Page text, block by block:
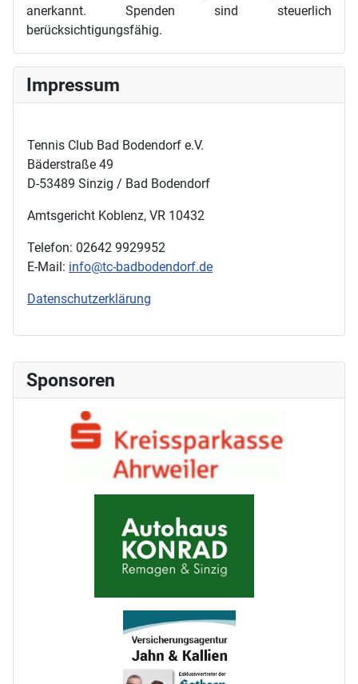
Sponsoren
anerkannt. Spenden sind steuerlich
berücksichtigungsfähig.
Impressum
Tennis Club Bad Bodendorf e.V.
Bäderstraße 49
D-53489 Sinzig / Bad Bodendorf
Amtsgericht Koblenz, VR 10432
Telefon: 02642 9929952
E-Mail: info@tc-badbodendorf.de
Datenschutzerklärung